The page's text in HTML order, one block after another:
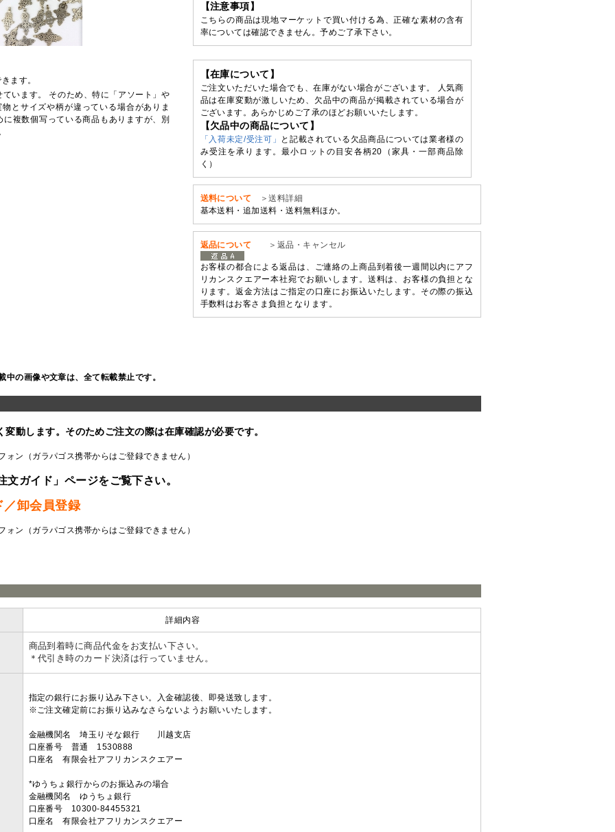
ます。
います。 そのため、特に「アソート」や
とサイズや柄が違っている場合がありま
複数個写っている商品もありますが、別
【注意事項】
こちらの商品は現地マーケットで買い付ける為、正確な素材の含有
率については確認できません。予めご了承下さい。
【在庫について】
ご注文いただいた場合でも、在庫がない場合がございます。 人気商
品は在庫変動が激しいため、欠品中の商品が掲載されている場合が
ございます。あらかじめご了承のほどお願いいたします。
【欠品中の商品について】
「入荷未定/受注可」
と記載されている欠品商品については業者様の
み受注を承ります。最小ロットの目安各柄20（家具・一部商品除
く）
送料について
＞送料詳細
基本送料・追加送料・送料無料ほか。
返品について ＞返品・キャンセル
お客様の都合による返品は、ご連絡の上商品到着後一週間以内にアフ
リカンスクエアー本社宛でお願いします。送料は、お客様の負担とな
ります。返金方法はご指定の口座にお振込いたします。その際の振込
手数料はお客さま負担となります。
中の画像や文章は、全て転載禁止です。
動します。そのためご注文の際は在庫確認が必要です。
ン（ガラパゴス携帯からはご登録できません）
ガイド」ページをご覧下さい。
／卸会員登録
ン（ガラパゴス携帯からはご登録できません）
詳細内容
商品到着時に商品代金をお支払い下さい。
＊代引き時のカード決済は行っていません。
指定の銀行にお振り込み下さい。入金確認後、即発送致します。
※ご注文確定前にお振り込みなさらないようお願いいたします。
金融機関名 埼玉りそな銀行 川越支店
口座番号 普通 1530888
口座名 有限会社アフリカンスクエアー
*ゆうちょ銀行からのお振込みの場合
金融機関名 ゆうちょ銀行
口座番号 10300-84455321
口座名 有限会社アフリカンスクエアー